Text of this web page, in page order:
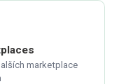
marketplace